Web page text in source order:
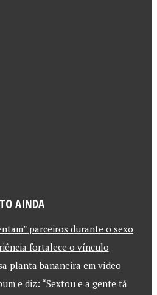
AINDA
parceiros durante o sexo
fortalece o vínculo
planta bananeira em vídeo
e diz: “Sextou e a gente tá